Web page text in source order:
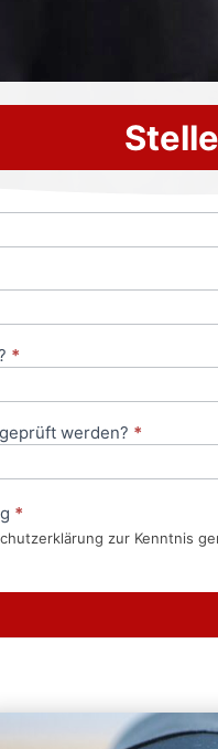
*
werden? *
*
zur Kenntnis